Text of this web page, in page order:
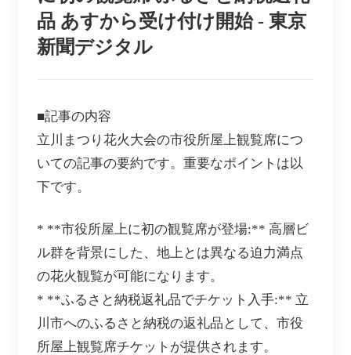
品 あすから受け付け開始 - 東京
新聞デジタル
■記事の内容
立川まつり花火大会の市役所屋上観覧席につ
いての記事の要約です。重要なポイントは以
下です。
* **市役所屋上に初の観覧席が登場:** 高層ビ
ル群を背景にした、地上とは異なる迫力満点
の花火観覧が可能になります。
* **ふるさと納税返礼品でチケット入手:** 立
川市へのふるさと納税の返礼品として、市役
所屋上観覧席チケットが提供されます。